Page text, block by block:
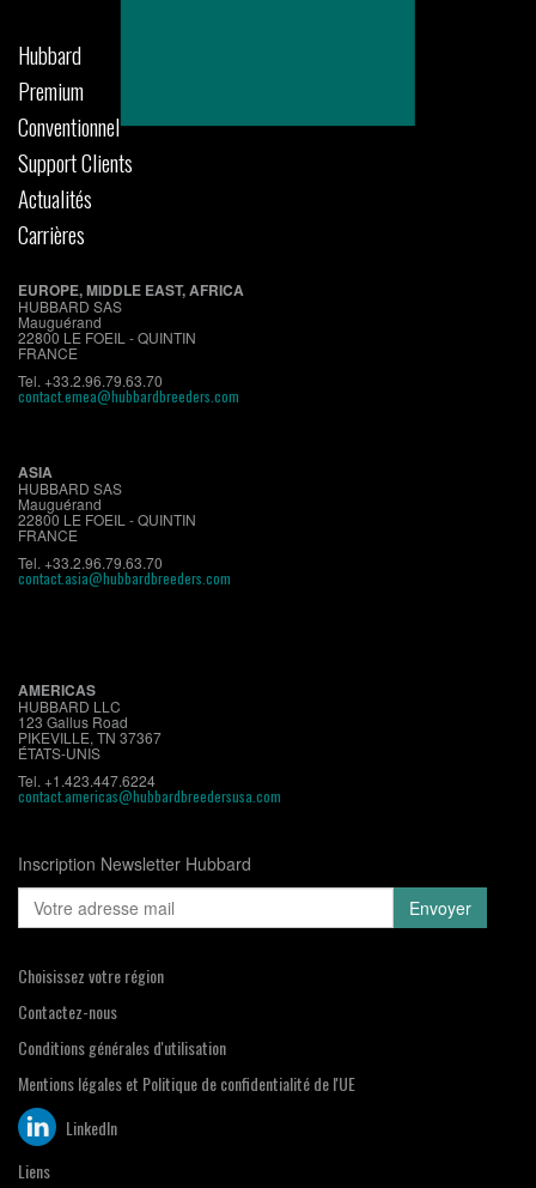
Hubbard
Premium
Conventionnel
Support Clients
Actualités
Carrières
EUROPE, MIDDLE EAST, AFRICA
HUBBARD SAS
Mauguérand
22800 LE FOEIL - QUINTIN
FRANCE
Tel. +33.2.96.79.63.70
contact.emea@hubbardbreeders.com
ASIA
HUBBARD SAS
Mauguérand
22800 LE FOEIL - QUINTIN
FRANCE
Tel. +33.2.96.79.63.70
contact.asia@hubbardbreeders.com
AMERICAS
HUBBARD LLC
123 Gallus Road
PIKEVILLE, TN 37367
ÉTATS-UNIS
Tel. +1.423.447.6224
contact.americas@hubbardbreedersusa.com
Inscription Newsletter Hubbard
Choisissez votre région
Contactez-nous
Conditions générales d'utilisation
Mentions légales et Politique de confidentialité de l'UE
LinkedIn
Liens